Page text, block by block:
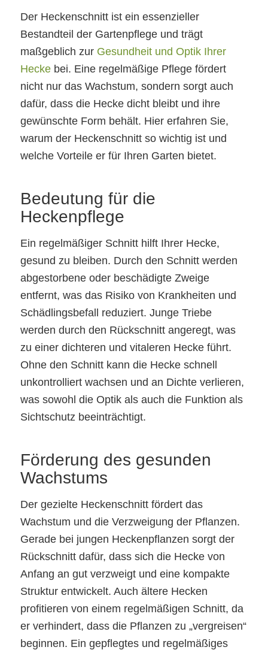
Der Heckenschnitt ist ein essenzieller
Bestandteil der Gartenpflege und trägt
maßgeblich zur Gesundheit und Optik Ihrer
Heckebei. Eine regelmäßige Pflege fördert
nicht nur das Wachstum, sondern sorgt auch
dafür, dass die Hecke dicht bleibt und ihre
gewünschte Form behält. Hier erfahren Sie,
warum der Heckenschnitt so wichtig ist und
welche Vorteile er für Ihren Garten bietet.
Bedeutung für die
Heckenpflege
Ein regelmäßiger Schnitt hilft Ihrer Hecke,
gesund zu bleiben. Durch den Schnitt werden
abgestorbene oder beschädigte Zweige
entfernt, was das Risiko von Krankheiten und
Schädlingsbefall reduziert. Junge Triebe
werden durch den Rückschnitt angeregt, was
zu einer dichteren und vitaleren Hecke führt.
Ohne den Schnitt kann die Hecke schnell
unkontrolliert wachsen und an Dichte verlieren,
was sowohl die Optik als auch die Funktion als
Sichtschutz beeinträchtigt.
Förderung des gesunden
Wachstums
Der gezielte Heckenschnitt fördert das
Wachstum und die Verzweigung der Pflanzen.
Gerade bei jungen Heckenpflanzen sorgt der
Rückschnitt dafür, dass sich die Hecke von
Anfang an gut verzweigt und eine kompakte
Struktur entwickelt. Auch ältere Hecken
profitieren von einem regelmäßigen Schnitt, da
er verhindert, dass die Pflanzen zu „vergreisen“
beginnen. Ein gepflegtes und regelmäßiges